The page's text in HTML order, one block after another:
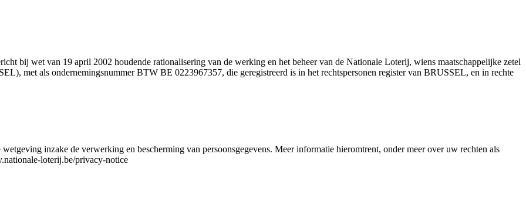
bij wet van 19 april 2002 houdende rationalisering van de werking en het beheer van de Nationale Loterij, wiens maatschappelijke zetel
met als ondernemingsnummer BTW BE 0223967357, die geregistreerd is in het rechtspersonen register van BRUSSEL, en in rechte
inzake de verwerking en bescherming van persoonsgegevens. Meer informatie hieromtrent, onder meer over uw rechten als
loterij.be/privacy-notice